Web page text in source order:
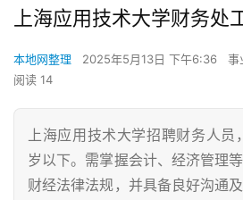
上海应用技术大学财务处
本地网整理 2025年5月13日 下午6:36 事
阅读 14
上海应用技术大学招聘财务人员
岁以下。需掌握会计、经济管理
财经法律法规，并具备良好沟通